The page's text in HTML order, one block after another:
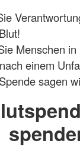
Menschen in
einem
sagen